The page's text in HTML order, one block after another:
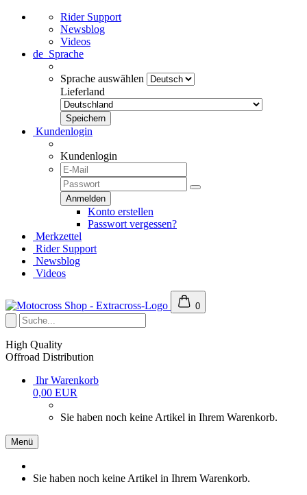
Rider Support
Newsblog
Videos
de Sprache
Sprache auswählen
Lieferland
Kundenlogin
Kundenlogin
Konto erstellen
Passwort vergessen?
Merkzettel
Rider Support
Newsblog
Videos
0
High Quality
Offroad Distribution
Ihr Warenkorb
0,00 EUR
Sie haben noch keine Artikel in Ihrem Warenkorb.
Menü
Sie haben noch keine Artikel in Ihrem Warenkorb.